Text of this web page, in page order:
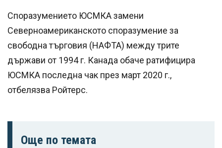
Споразумението ЮСМКА замени
Северноамериканското споразумение за
свободна търговия (НАФТА) между трите
държави от 1994 г. Канада обаче ратифицира
ЮСМКА последна чак през март 2020 г.,
отбелязва Ройтерс.
Още по темата